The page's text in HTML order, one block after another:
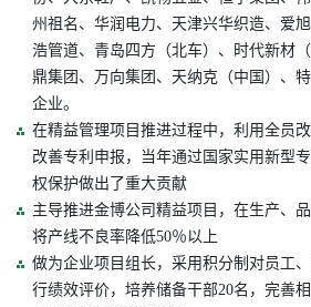
州祖名、华润电力、天津兴华织造、爱
浩管道、青岛四方（北车）、时代新材
鼎集团、万向集团、天纳克（中国）、
企业。
在精益管理项目推进过程中，利用全员
改善专利申报，当年通过国家实用新型
权保护做出了重大贡献
主导推进金博公司精益项目，在生产、
将产线不良率降低50％以上
做为企业项目组长，采用积分制对员工
行绩效评价，培养储备干部20名，完善